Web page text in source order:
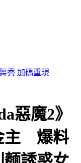
旁圍籬倒塌 砸傷一
惡魔2》
主 爆料